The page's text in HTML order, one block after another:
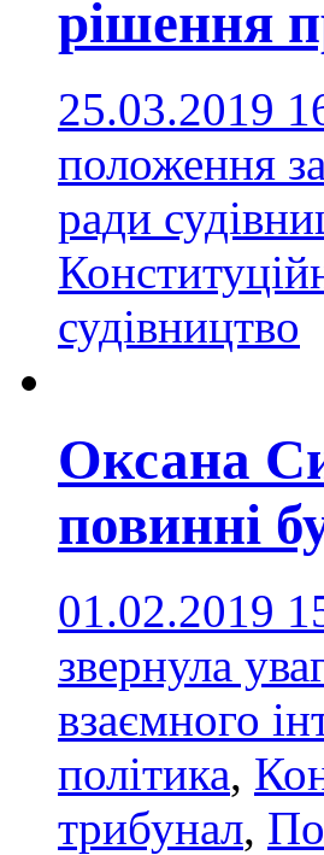
рішення
25.03.2019
положення
ради
судівництво
Оксана
повинні
01.02.2019
звернула
взаємного
політика,
трибунал,